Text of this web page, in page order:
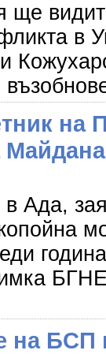
ще
в
на
Майдана
Ада,
на БСП